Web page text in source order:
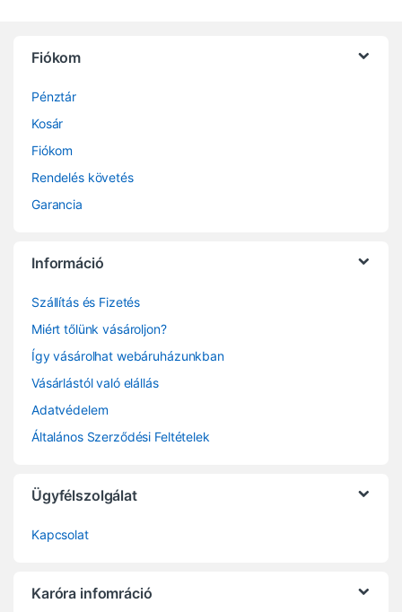
Fiókom
Pénztár
Kosár
Fiókom
Rendelés követés
Garancia
Információ
Szállítás és Fizetés
Miért tőlünk vásároljon?
Így vásárolhat webáruházunkban
Vásárlástól való elállás
Adatvédelem
Általános Szerződési Feltételek
Ügyfélszolgálat
Kapcsolat
Karóra infomráció